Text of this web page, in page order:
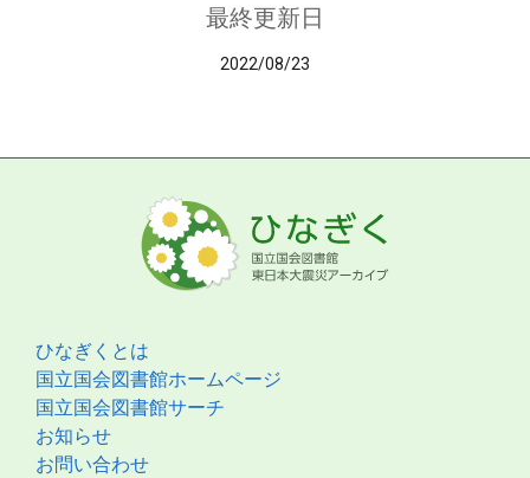
最終更新日
2022/08/23
ひなぎくとは
国立国会図書館ホームページ
国立国会図書館サーチ
お知らせ
お問い合わせ